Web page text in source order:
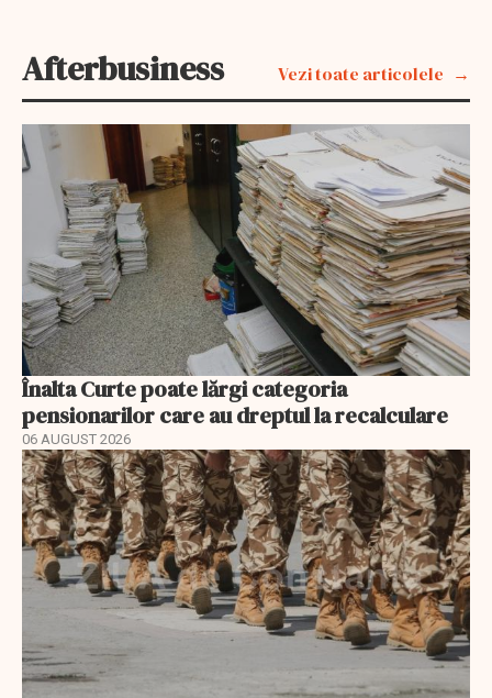
Afterbusiness Vezi toate articolele
Înalta Curte poate lărgi categoria
pensionarilor care au dreptul la recalculare
06 AUGUST 2026